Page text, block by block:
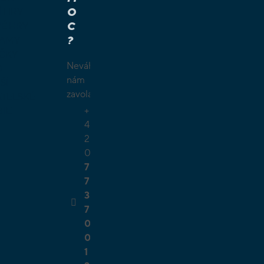
O
C
?
Neváhejte
nám
zavolat.
+
4
2
0
7
7
3
7
0
0
1